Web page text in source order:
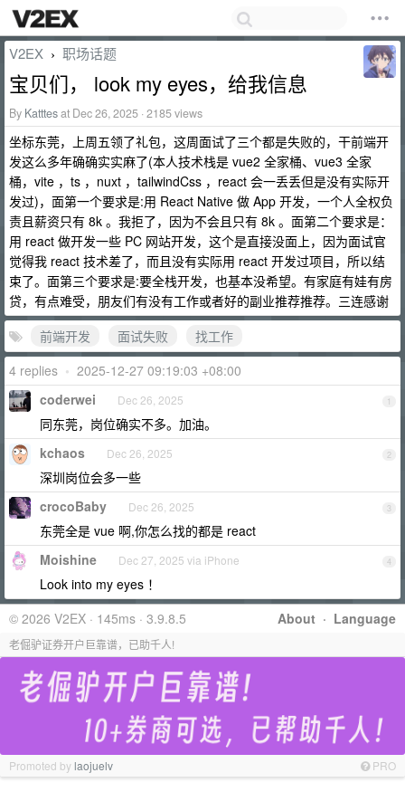
V2EX › 职场话题
宝贝们， look my eyes，给我信息
By Katttesat Dec 26, 2025 · 2185 views
坐标东莞，上周五领了礼包，这周面试了三个都是失败的，干前端开
发这么多年确确实实麻了(本人技术栈是 vue2 全家桶、vue3 全家
桶，vite ，ts ，nuxt ，tailwindCss ，react 会一丢丢但是没有实际开
发过)，面第一个要求是:用 React Native 做 App 开发，一个人全权负
责且薪资只有 8k 。我拒了，因为不会且只有 8k 。面第二个要求是：
用 react 做开发一些 PC 网站开发，这个是直接没面上，因为面试官
觉得我 react 技术差了，而且没有实际用 react 开发过项目，所以结
束了。面第三个要求是:要全栈开发，也基本没希望。有家庭有娃有房
贷，有点难受，朋友们有没有工作或者好的副业推荐推荐。三连感谢
前端开发
面试失败
找工作
4 replies • 2025-12-27 09:19:03 +08:00
1
coderwei Dec 26, 2025
同东莞，岗位确实不多。加油。
2
kchaos Dec 26, 2025
深圳岗位会多一些
3
crocoBaby Dec 26, 2025
东莞全是 vue 啊,你怎么找的都是 react
4
Moishine Dec 27, 2025 via iPhone
Look into my eyes ！
About · Language
© 2026 V2EX · 145ms · 3.9.8.5
老倔驴证券开户巨靠谱，已助千人!
Promoted bylaojuelv PRO